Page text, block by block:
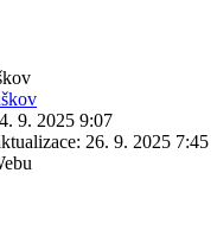
9. 2025 9:07
26. 9. 2025 7:45